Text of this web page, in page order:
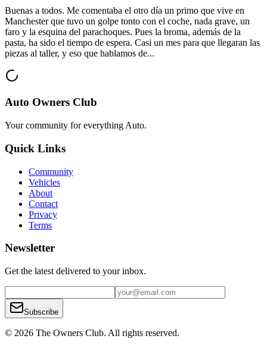
Buenas a todos. Me comentaba el otro día un primo que vive en
Manchester que tuvo un golpe tonto con el coche, nada grave, un
faro y la esquina del parachoques. Pues la broma, además de la
pasta, ha sido el tiempo de espera. Casi un mes para que llegaran las
piezas al taller, y eso que hablamos de...
Auto Owners Club
Your community for everything Auto.
Quick Links
Community
Vehicles
About
Contact
Privacy
Terms
Newsletter
Get the latest delivered to your inbox.
Subscribe
© 2026 The Owners Club. All rights reserved.